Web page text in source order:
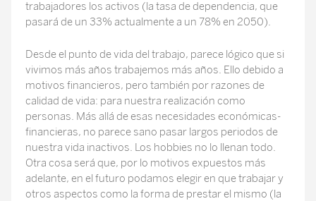
trabajadores los activos (la tasa de dependencia, que
pasará de un 33% actualmente a un 78% en 2050).
Desde el punto de vida del trabajo, parece lógico que si
vivimos más años trabajemos más años. Ello debido a
motivos financieros, pero también por razones de
calidad de vida: para nuestra realización como
personas. Más allá de esas necesidades económicas-
financieras, no parece sano pasar largos periodos de
nuestra vida inactivos. Los hobbies no lo llenan todo.
Otra cosa será que, por lo motivos expuestos más
adelante, en el futuro podamos elegir en que trabajar y
otros aspectos como la forma de prestar el mismo (la